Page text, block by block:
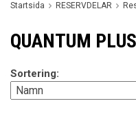
Startsida RESERVDELAR
QUANTUM PLUS
Sortering: